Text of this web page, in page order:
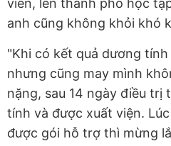
viên, lên thành phố học
anh cũng không khỏi khó
"Khi có kết quả dương
nhưng cũng may mình
nặng, sau 14 ngày điều trị
tính và được xuất viện.
được gói hỗ trợ thì mừng